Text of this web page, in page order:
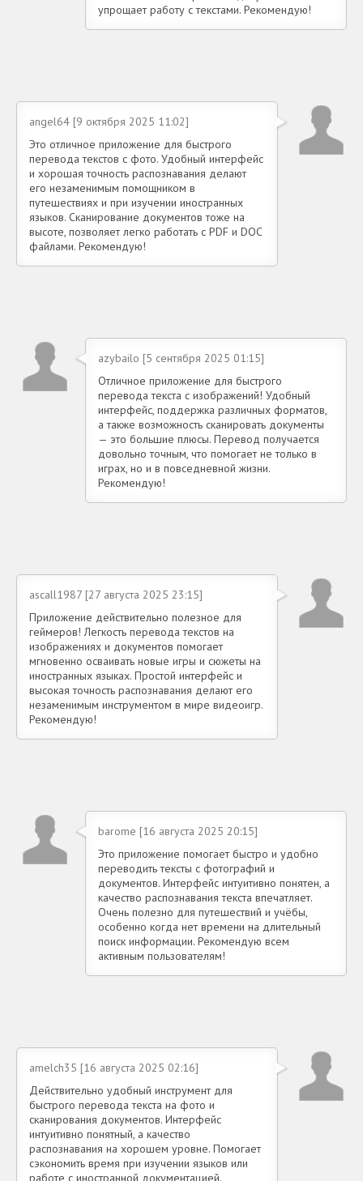
упрощает работу с текстами. Рекомендую!
angel64 [9 октября 2025 11:02]
Это отличное приложение для быстрого
перевода текстов с фото. Удобный интерфейс
и хорошая точность распознавания делают
его незаменимым помощником в
путешествиях и при изучении иностранных
языков. Сканирование документов тоже на
высоте, позволяет легко работать с PDF и DOC
файлами. Рекомендую!
azybailo [5 сентября 2025 01:15]
Отличное приложение для быстрого
перевода текста с изображений! Удобный
интерфейс, поддержка различных форматов,
а также возможность сканировать документы
— это большие плюсы. Перевод получается
довольно точным, что помогает не только в
играх, но и в повседневной жизни.
Рекомендую!
ascall1987 [27 августа 2025 23:15]
Приложение действительно полезное для
геймеров! Легкость перевода текстов на
изображениях и документов помогает
мгновенно осваивать новые игры и сюжеты на
иностранных языках. Простой интерфейс и
высокая точность распознавания делают его
незаменимым инструментом в мире видеоигр.
Рекомендую!
barome [16 августа 2025 20:15]
Это приложение помогает быстро и удобно
переводить тексты с фотографий и
документов. Интерфейс интуитивно понятен, а
качество распознавания текста впечатляет.
Очень полезно для путешествий и учёбы,
особенно когда нет времени на длительный
поиск информации. Рекомендую всем
активным пользователям!
amelch35 [16 августа 2025 02:16]
Действительно удобный инструмент для
быстрого перевода текста на фото и
сканирования документов. Интерфейс
интуитивно понятный, а качество
распознавания на хорошем уровне. Помогает
сэкономить время при изучении языков или
работе с иностранной документацией.